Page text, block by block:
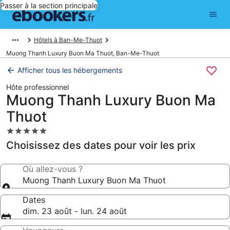
Passer à la section principale
Hôtels à Ban-Me-Thuot
Muong Thanh Luxury Buon Ma Thuot, Ban-Me-Thuot
Afficher tous les hébergements
Hôte professionnel
Muong Thanh Luxury Buon Ma
Thuot
Hébergement
5.0 étoiles
Choisissez des dates pour voir les prix
Où allez-vous ?
Muong Thanh Luxury Buon Ma Thuot
Dates
dim. 23 août - lun. 24 août